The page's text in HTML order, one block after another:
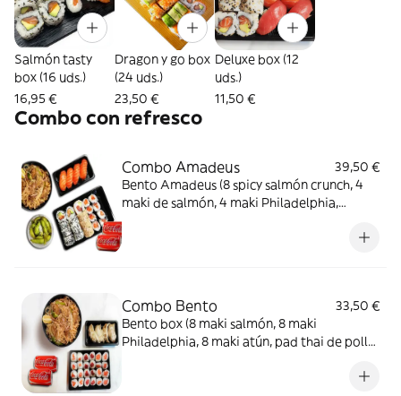
Salmón tasty
box (16 uds.)
16,95 €
Dragon y go box
(24 uds.)
23,50 €
Deluxe box (12
uds.)
11,50 €
Combo con refresco
Combo Amadeus
39,50 €
Bento Amadeus (8 spicy salmón crunch, 4
maki de salmón, 4 maki Philadelphia,
) + 2 Coca-Cola Sabor Original lata 330ml.
Combo Bento
33,50 €
Bento box (8 maki salmón, 8 maki
Philadelphia, 8 maki atún, pad thai de pollo,